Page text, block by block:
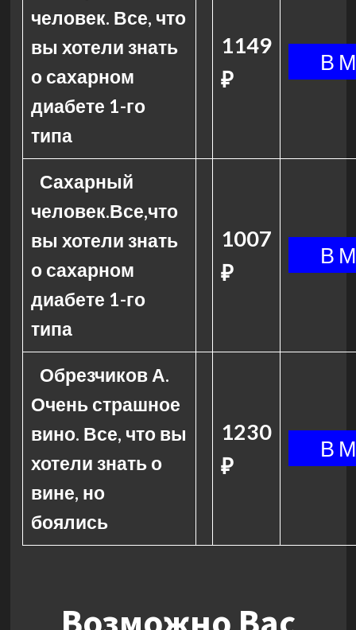
человек. Все, что
вы хотели знать
о сахарном
диабете 1-го
типа
1149
₽
Сахарный
человек.Все,что
вы хотели знать
о сахарном
диабете 1-го
типа
1007
₽
Обрезчиков А.
Очень страшное
вино. Все, что вы
хотели знать о
вине, но
боялись
1230
₽